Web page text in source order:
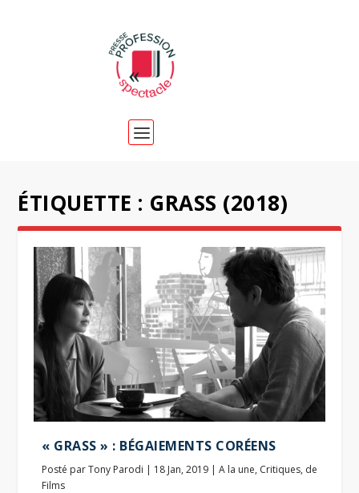
ÉTIQUETTE : GRASS (2018)
« GRASS » : BÉGAIEMENTS CORÉENS
Posté parTony Parodi | 18 Jan, 2019 |A la une, Critiques, de
Films